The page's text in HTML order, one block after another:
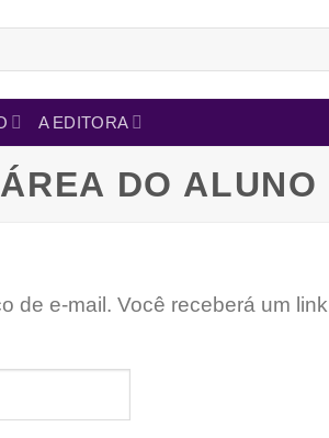
A EDITORA
ÁREA DO ALUNO
e-mail. Você receberá um